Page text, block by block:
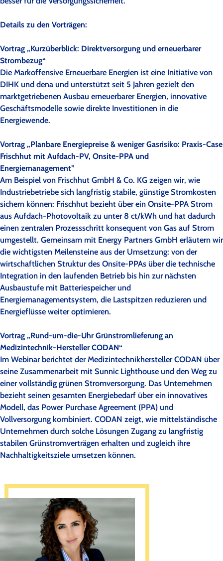
Details zu den Vorträgen:
Vortrag „Kurzüberblick: Direktversorgung und erneuerbarer
Strombezug“
Die Markoffensive Erneuerbare Energien ist eine Initiative von
DIHK und dena und unterstützt seit 5 Jahren gezielt den
marktgetriebenen Ausbau erneuerbarer Energien, innovative
Geschäftsmodelle sowie direkte Investitionen in die
Energiewende.
Vortrag „Planbare Energiepreise & weniger Gasrisiko: Praxis-Case
Frischhut mit Aufdach-PV, Onsite-PPA und
Energiemanagement”
Am Beispiel von Frischhut GmbH & Co. KG zeigen wir, wie
Industriebetriebe sich langfristig stabile, günstige Stromkosten
sichern können: Frischhut bezieht über ein Onsite-PPA Strom
aus Aufdach-Photovoltaik zu unter 8 ct/kWh und hat dadurch
einen zentralen Prozessschritt konsequent von Gas auf Strom
umgestellt. Gemeinsam mit Energy Partners GmbH erläutern wir
die wichtigsten Meilensteine aus der Umsetzung: von der
wirtschaftlichen Struktur des Onsite-PPAs über die technische
Integration in den laufenden Betrieb bis hin zur nächsten
Ausbaustufe mit Batteriespeicher und
Energiemanagementsystem, die Lastspitzen reduzieren und
Energieflüsse weiter optimieren.
Vortrag „Rund-um-die-Uhr Grünstromlieferung an
Medizintechnik-Hersteller CODAN“
Im Webinar berichtet der Medizintechnikhersteller CODAN über
seine Zusammenarbeit mit Sunnic Lighthouse und den Weg zu
einer vollständig grünen Stromversorgung. Das Unternehmen
bezieht seinen gesamten Energiebedarf über ein innovatives
Modell, das Power Purchase Agreement (PPA) und
Vollversorgung kombiniert. CODAN zeigt, wie mittelständische
Unternehmen durch solche Lösungen Zugang zu langfristig
stabilen Grünstromverträgen erhalten und zugleich ihre
Nachhaltigkeitsziele umsetzen können.